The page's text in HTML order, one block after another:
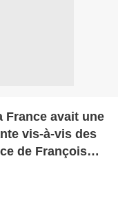
France avait une
vis-à-vis des
de François
au Mali...